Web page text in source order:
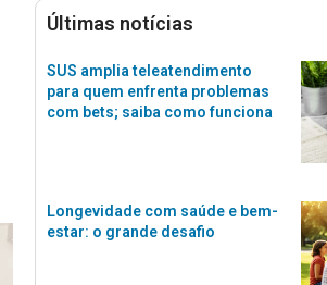
Últimas notícias
SUS amplia teleatendimento
para quem enfrenta problemas
com bets; saiba como funciona
Longevidade com saúde e bem-
estar: o grande desafio